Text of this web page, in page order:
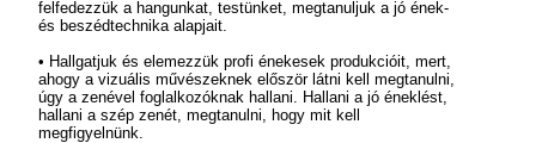
felfedezzük a hangunkat, testünket, megtanuljuk a jó ének-
és beszédtechnika alapjait.
• Hallgatjuk és elemezzük profi énekesek produkcióit, mert,
ahogy a vizuális művészeknek először látni kell megtanulni,
úgy a zenével foglalkozóknak hallani. Hallani a jó éneklést,
hallani a szép zenét, megtanulni, hogy mit kell
megfigyelnünk.